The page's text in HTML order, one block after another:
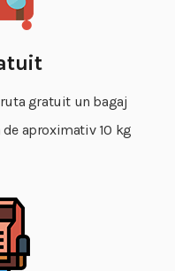
gratuit un bagaj
aproximativ 10 kg